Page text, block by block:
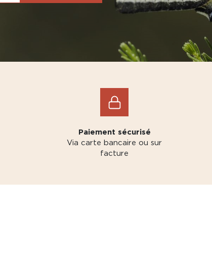
Paiement sécurisé
Via carte bancaire ou sur
facture